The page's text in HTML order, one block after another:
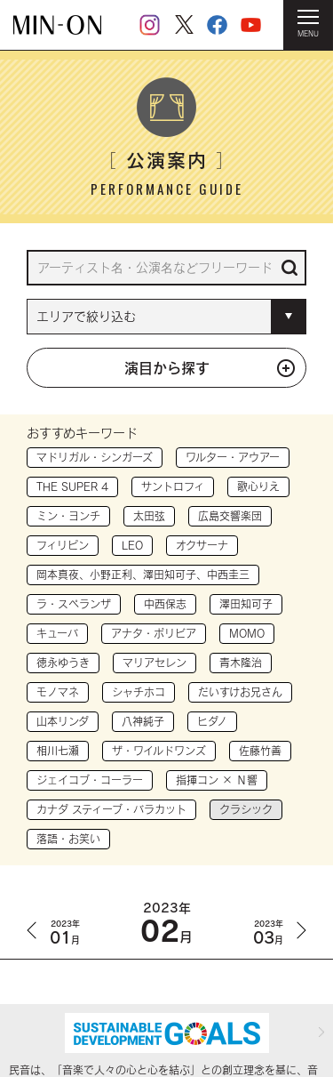
MENU
HOME ＞ 公演案内
［公演案内］
PERFORMANCE GUIDE
演目から探す
おすすめキーワード
マドリガル・シンガーズ ワルター・アウアー
THE SUPER 4 サントロフィ 歌心りえ
ミン・ヨンチ 太田弦 広島交響楽団
フィリピン LEO オクサーナ
岡本真夜、小野正利、澤田知可子、中西圭三
ラ・スペランザ 中西保志 澤田知可子
キューバ アナタ・ボリビア MOMO
徳永ゆうき マリアセレン 青木隆治
モノマネ シャチホコ だいすけお兄さん
山本リンダ 八神純子 ヒダノ
相川七瀬 ザ・ワイルドワンズ 佐藤竹善
ジェイコブ・コーラー 指揮コン × Ｎ響
カナダ スティーブ・バラカット クラシック
落語・お笑い
2023年
01 月
2023年
02月
2023年
03月
民音は、「音楽で人々の心と心を結ぶ」との創立理念を基に、音